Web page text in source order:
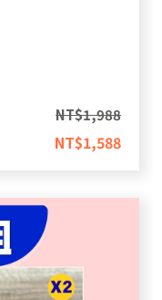
NT$1,988
NT$1,588